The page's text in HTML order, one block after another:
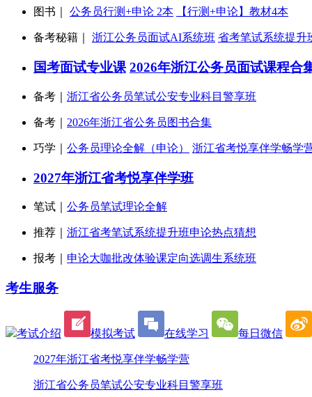
图书｜ 公务员行测+申论 2本 【行测+申论】教材4本
备考秘籍｜ 浙江公务员面试AI系统班 省考笔试系统提升
国考面试专业课 2026年浙江公务员面试课程合
备考｜ 浙江省公务员笔试公安专业科目警享班
备考｜ 2026年浙江省公务员图书合集
巧学｜ 公务员理论全解（申论） 浙江省考悦享伴学畅学
2027年浙江省考悦享伴学班
笔试｜ 公务员笔试理论全解
推荐｜ 浙江省考笔试系统提升班申论热点猜想
报考｜ 申论大咖批改体验课定向选调生系统班
考生服务
考试介绍 模拟考试 在线学习 每日微信
2027年浙江省考悦享伴学畅学营
浙江省公务员笔试公安专业科目警享班